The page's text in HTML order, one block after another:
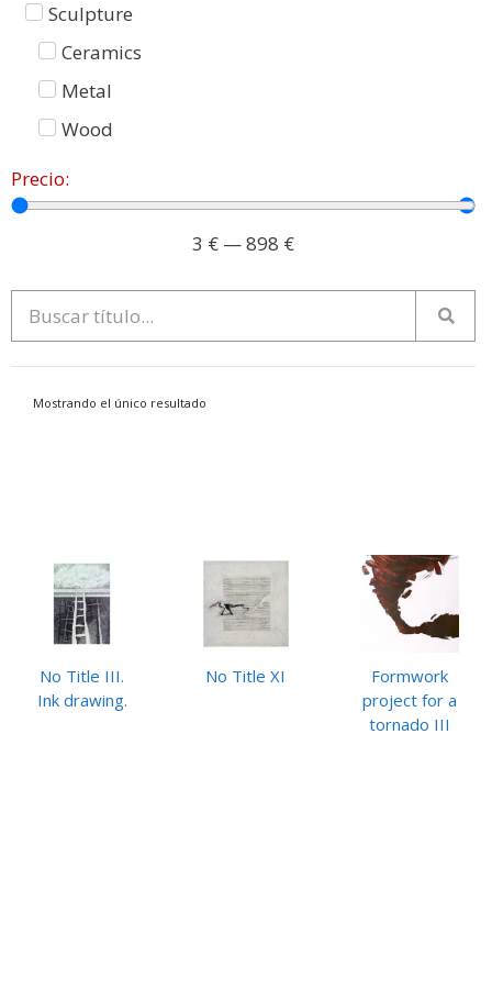
Sculpture
Ceramics
Metal
Wood
Precio:
3 € —898 €
Mostrando el único resultado
No Title III.
Ink drawing.
No Title XI
Formwork
project for a
tornado III